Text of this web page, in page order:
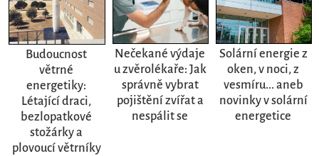
Budoucnost
větrné
energetiky:
Létající draci,
bezlopatkové
stožárky a
plovoucí větrníky
Nečekané výdaje
u zvěrolékaře: Jak
správně vybrat
pojištění zvířat a
nespálit se
Solární energie z
oken, v noci, z
vesmíru... aneb
novinky v solární
energetice